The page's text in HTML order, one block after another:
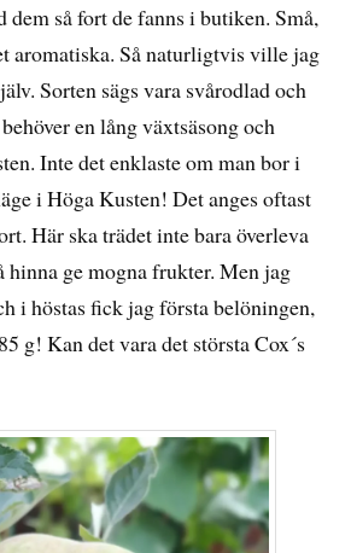
så fort de fanns i butiken. Små,
aromatiska. Så naturligtvis ville jag
Sorten sägs vara svårodlad och
en lång växtsäsong och
Inte det enklaste om man bor i
i Höga Kusten! Det anges oftast
Här ska trädet inte bara överleva
hinna ge mogna frukter. Men jag
i höstas fick jag första belöningen,
g! Kan det vara det största Cox´s